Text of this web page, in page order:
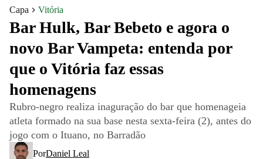
Capa Vitória
Bar Hulk, Bar Bebeto e agora o
novo Bar Vampeta: entenda por
que o Vitória faz essas
homenagens
Rubro-negro realiza inaguração do bar que homenageia
atleta formado na sua base nesta sexta-feira (2), antes do
jogo com o Ituano, no Barradão
PorDaniel Leal